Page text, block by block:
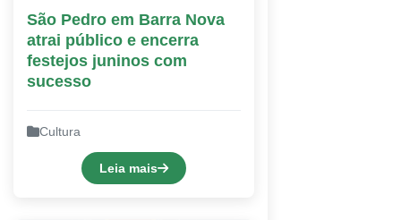
São Pedro em Barra Nova
atrai público e encerra
festejos juninos com
sucesso
Cultura
Leia mais